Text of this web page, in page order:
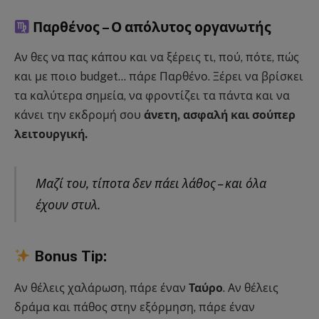
Παρθένος – Ο απόλυτος οργανωτής
Αν θες να πας κάπου και να ξέρεις τι, πού, πότε, πώς
και με ποιο budget… πάρε Παρθένο. Ξέρει να βρίσκει
τα καλύτερα σημεία, να φροντίζει τα πάντα και να
κάνει την εκδρομή σου άνετη, ασφαλή και σούπερ
λειτουργική.
Μαζί του, τίποτα δεν πάει λάθος – και όλα
έχουν στυλ.
Bonus Tip:
Αν θέλεις χαλάρωση, πάρε έναν Ταύρο. Αν θέλεις
δράμα και πάθος στην εξόρμηση, πάρε έναν